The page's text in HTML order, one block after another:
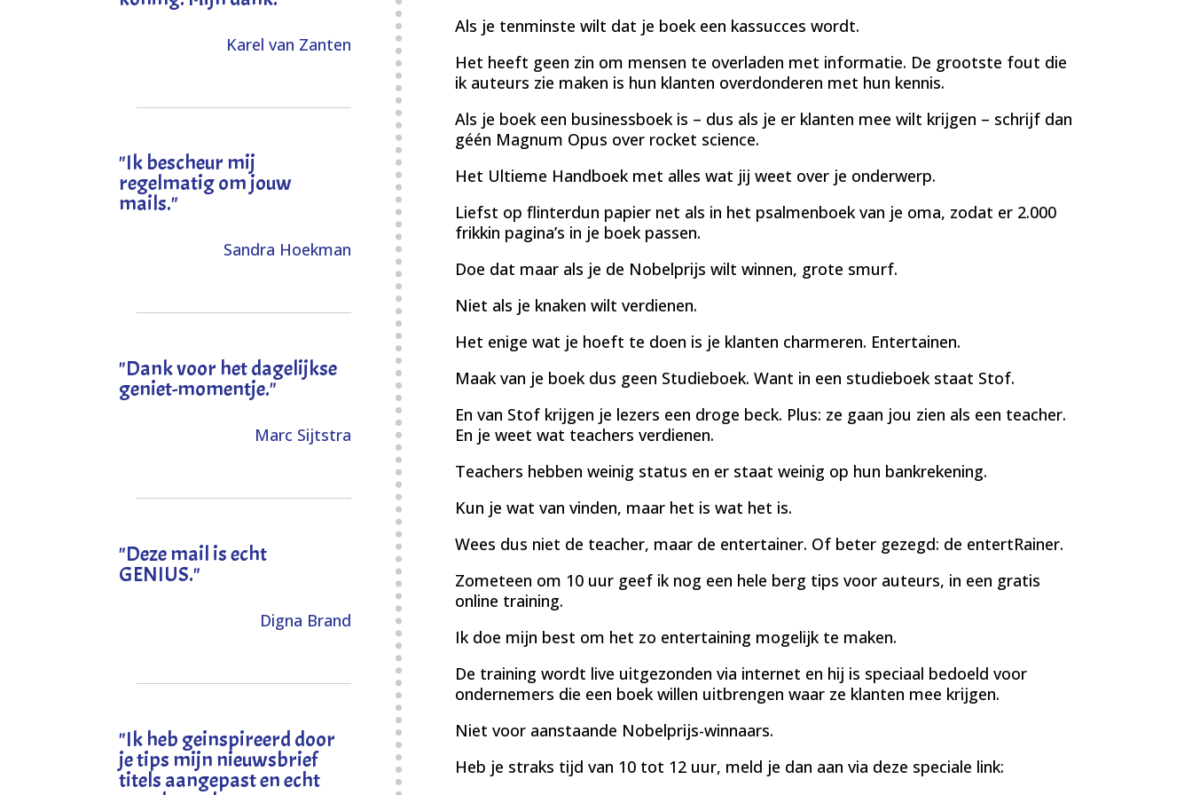
Karel van Zanten
"Ik bescheur mij
regelmatig om jouw
mails."
Sandra Hoekman
"Dank voor het dagelijkse
geniet-momentje."
Marc Sijtstra
"Deze mail is echt
GENIUS."
Digna Brand
"Ik heb geinspireerd door
je tips mijn nieuwsbrief
titels aangepast en echt
Als je tenminste wilt dat je boek een kassucces wordt.
Het heeft geen zin om mensen te overladen met informatie. De grootste fout die
ik auteurs zie maken is hun klanten overdonderen met hun kennis.
Als je boek een businessboek is – dus als je er klanten mee wilt krijgen – schrijf dan
géén Magnum Opus over rocket science.
Het Ultieme Handboek met alles wat jij weet over je onderwerp.
Liefst op flinterdun papier net als in het psalmenboek van je oma, zodat er 2.000
frikkin pagina’s in je boek passen.
Doe dat maar als je de Nobelprijs wilt winnen, grote smurf.
Niet als je knaken wilt verdienen.
Het enige wat je hoeft te doen is je klanten charmeren. Entertainen.
Maak van je boek dus geen Studieboek. Want in een studieboek staat Stof.
En van Stof krijgen je lezers een droge beck. Plus: ze gaan jou zien als een teacher.
En je weet wat teachers verdienen.
Teachers hebben weinig status en er staat weinig op hun bankrekening.
Kun je wat van vinden, maar het is wat het is.
Wees dus niet de teacher, maar de entertainer. Of beter gezegd: de entertRainer.
Zometeen om 10 uur geef ik nog een hele berg tips voor auteurs, in een gratis
online training.
Ik doe mijn best om het zo entertaining mogelijk te maken.
De training wordt live uitgezonden via internet en hij is speciaal bedoeld voor
ondernemers die een boek willen uitbrengen waar ze klanten mee krijgen.
Niet voor aanstaande Nobelprijs-winnaars.
Heb je straks tijd van 10 tot 12 uur, meld je dan aan via deze speciale link: